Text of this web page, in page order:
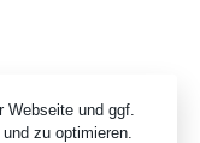
und ggf.
zu optimieren.